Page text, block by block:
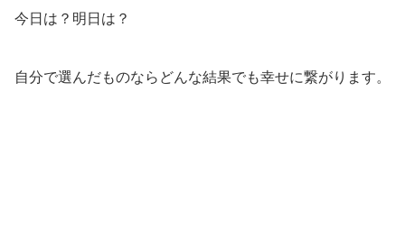
今日は？明日は？
自分で選んだものならどんな結果でも幸せに繋がります。